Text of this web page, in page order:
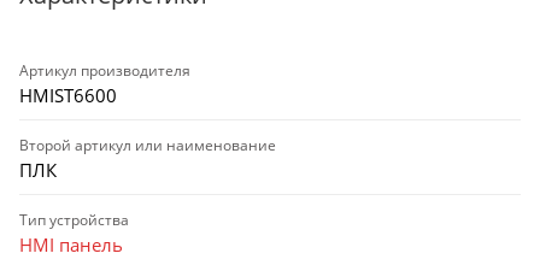
Артикул производителя
HMIST6600
Второй артикул или наименование
ПЛК
Тип устройства
HMI панель